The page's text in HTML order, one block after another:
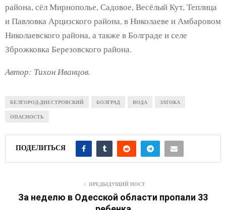
района, сёл Мирнополье, Садовое, Весёлый Кут, Теплица
и Павловка Арцизского района, в Николаеве и Амбаровом
Николаевского района, а также в Болграде и селе
Зброжковка Березовского района.
Автор: Тихон Иванцов.
БЕЛГОРОД-ДНЕСТРОВСКИЙ БОЛГРАД ВОДА ЗАТОКА
ОПАСНОСТЬ
ПОДЕЛИТЬСЯ
ПРЕДЫДУЩИЙ ПОСТ
За неделю в Одесской области пропали 33